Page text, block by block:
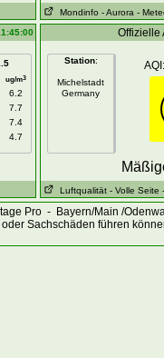
Mondinfo - Aurora -
ug/m3
6.2
7.7
7.4
4.7
Offizielle
Station:
Michelstadt
Germany
AQI:
Luftqualität - Volle Seite
Pro - Bayern/Main /
Sachschäden führen